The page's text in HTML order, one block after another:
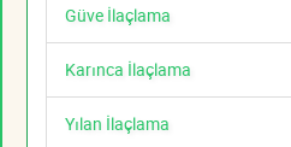
Güve İlaçlama
Karınca İlaçlama
Yılan İlaçlama